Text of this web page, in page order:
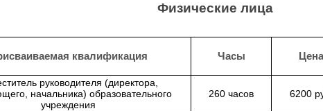
Физические лица
квалификация Часы
руководителя (директора,
начальника) образовательного
учреждения
260 часов 6200